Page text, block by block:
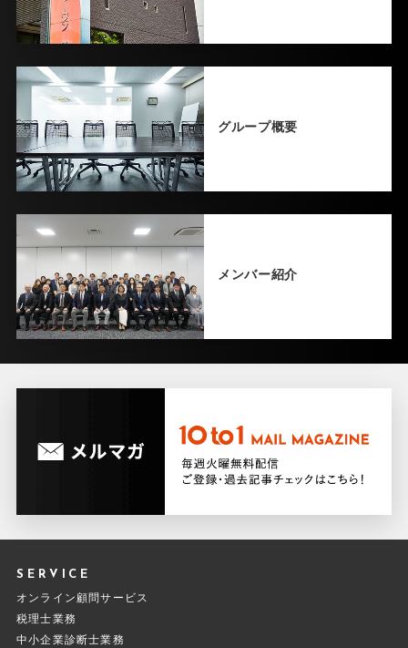
グループ概要
メンバー紹介
SERVICE
オンライン顧問サービス
税理士業務
中小企業診断士業務